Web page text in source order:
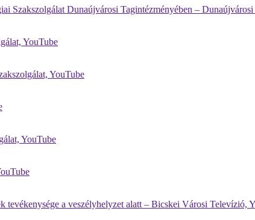
Szakszolgálat Dunaújvárosi Tagintézményében –
YouTube
YouTube
YouTube
a veszélyhelyzet alatt – Bicskei Városi Televízió,